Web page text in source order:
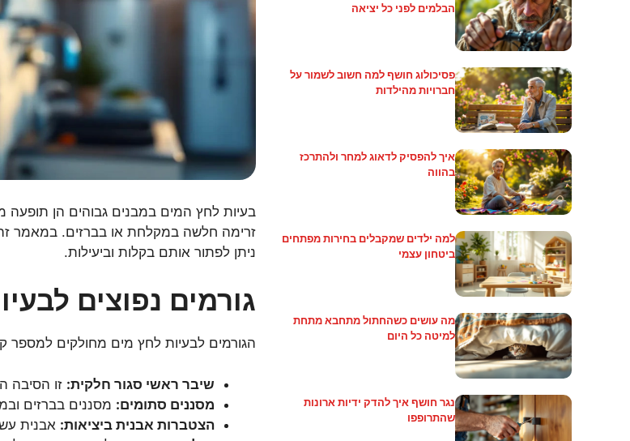
בעיות לחץ המים במבנים גבוהים הן תופעה
זרימה חלשה במקלחת או בברזים. במאמר
ניתן לפתור אותם בקלות וביעילות.
גורמים נפוצים
הגורמים לבעיות לחץ מים מחולקים למספר
שיבר ראשי סגור חלקית: זו הסיבה
מסננים סתומים: מסננים בברזים
הצטברות אבנית ביציאות: אבנית
הבלמים לפני כל יציאה
פסיכולוג חושף למה חשוב לשמור על
חברויות מהילדות
איך להפסיק לדאוג למחר ולהתרכז
בהווה
למה ילדים שמקבלים בחירות מפתחים
ביטחון עצמי
מה עושים כשהחתול מתחבא מתחת
למיטה כל היום
נגר חושף איך להדק ידיות ארונות
שהתרופפו